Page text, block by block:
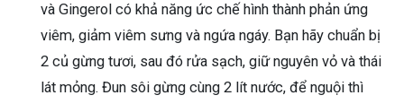
và Gingerol có khả năng ức chế hình thành phản ứng
viêm, giảm viêm sưng và ngứa ngáy. Bạn hãy chuẩn bị
2 củ gừng tươi, sau đó rửa sạch, giữ nguyên vỏ và thái
lát mỏng. Đun sôi gừng cùng 2 lít nước, để nguội thì